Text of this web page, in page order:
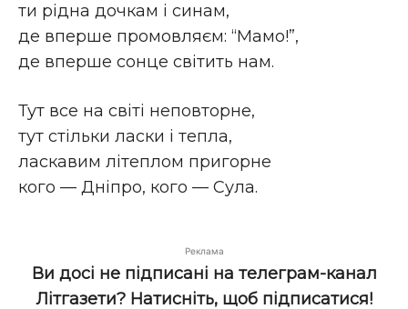
ти рідна дочкам і синам,
де вперше промовляєм: “Мамо!”,
де вперше сонце світить нам.
Тут все на світі неповторне,
тут стільки ласки і тепла,
ласкавим літеплом пригорне
кого — Дніпро, кого — Сула.
Реклама
Ви досі не підписані на телеграм-канал
Літгазети? Натисніть, щоб підписатися!